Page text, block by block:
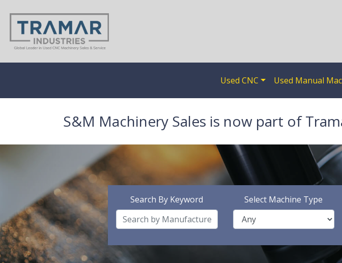
Used CNC Used Manual
S&M Machinery Sales is now part of
Search By Keyword Select Machine Type